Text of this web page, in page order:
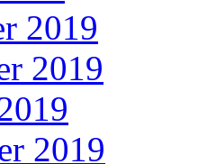
2019
2019
2019